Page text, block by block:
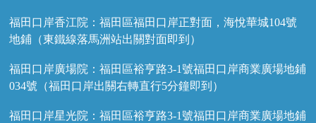
福田口岸香江院：福田區福田口岸正對面，海悅華城104號
地鋪（東鐵線落馬洲站出關對面即到）
福田口岸廣場院：福田區裕亨路3-1號福田口岸商業廣場地鋪
034號（福田口岸出關右轉直行5分鐘即到）
福田口岸星光院：福田區裕亨路3-1號福田口岸商業廣場地鋪